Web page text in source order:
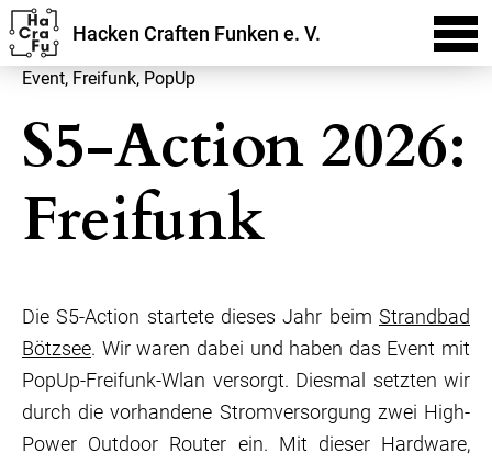
Hacken Craften Funken e. V.
Event, Freifunk, PopUp
S5-Action 2026:
Freifunk
Die S5-Action startete dieses Jahr beim Strandbad
Bötzsee. Wir waren dabei und haben das Event mit
PopUp-Freifunk-Wlan versorgt. Diesmal setzten wir
durch die vorhandene Stromversorgung zwei High-
Power Outdoor Router ein. Mit dieser Hardware,